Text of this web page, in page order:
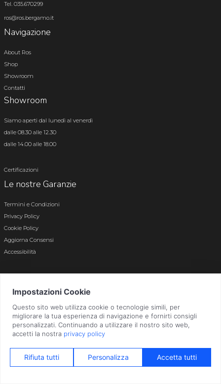
Tel. 035.670299
ros@ros.bergamo.it
Navigazione
About Ros
Shop
Showroom
Contatti
Showroom
Siamo aperti dal lunedì al venerdì
dalle 08.30 alle 12.30
dalle 14.00 alle 18.00
Certificazioni
Le nostre Garanzie
Termini e Condizioni
Privacy Policy
Cookie Policy
Aggiorna Consensi
Accessibilità
Bergamo n. 01496180165 · Capitale Sociale i.v. € 800.000,00